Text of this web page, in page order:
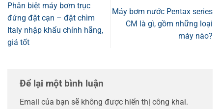
Phân biệt máy bơm trục
đứng đặt cạn – đặt chìm
Italy nhập khẩu chính hãng,
giá tốt
Máy bơm nước Pentax series
CM là gì, gồm những loại
máy nào?
Để lại một bình luận
Email của bạn sẽ không được hiển thị công khai.